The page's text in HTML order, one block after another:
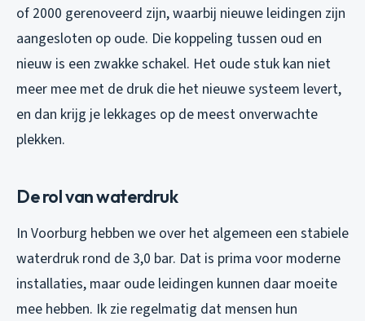
of 2000 gerenoveerd zijn, waarbij nieuwe leidingen zijn
aangesloten op oude. Die koppeling tussen oud en
nieuw is een zwakke schakel. Het oude stuk kan niet
meer mee met de druk die het nieuwe systeem levert,
en dan krijg je lekkages op de meest onverwachte
plekken.
De rol van waterdruk
In Voorburg hebben we over het algemeen een stabiele
waterdruk rond de 3,0 bar. Dat is prima voor moderne
installaties, maar oude leidingen kunnen daar moeite
mee hebben. Ik zie regelmatig dat mensen hun